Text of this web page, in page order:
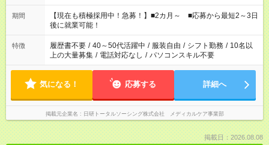
と休みを合わせたい」 「余裕を持って夕飯の準備がしたい」
「できれば残業はしたくない」 など、ご希望を教えてください
ね。 ※Wワーク希望の方へ 今ご覧のお仕事で希望する勤務時間
と、もう1つのお仕事の勤務時間。 合計で週40時間を超える場
合は応募できません。
期間
【現在も積極採用中！急募！】■2カ月～ ■応募から最短2～3日
後に就業可能！
特徴 履歴書不要 / 40～50代活躍中 / 服装自由 / シフト勤務 / 10名以
上の大量募集 / 電話対応なし / パソコンスキル不要
気になる！ 応募する 詳細へ
掲載元企業名 日研トータルソーシング株式会社 メディカルケア事業部
掲載日：2026.08.08